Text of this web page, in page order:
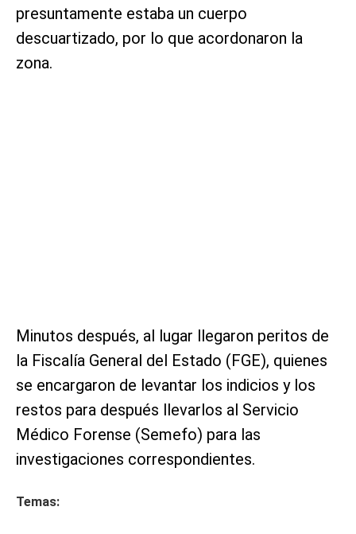
presuntamente estaba un cuerpo
descuartizado, por lo que acordonaron la
zona.
Minutos después, al lugar llegaron peritos de
la Fiscalía General del Estado (FGE), quienes
se encargaron de levantar los indicios y los
restos para después llevarlos al Servicio
Médico Forense (Semefo) para las
investigaciones correspondientes.
Temas: